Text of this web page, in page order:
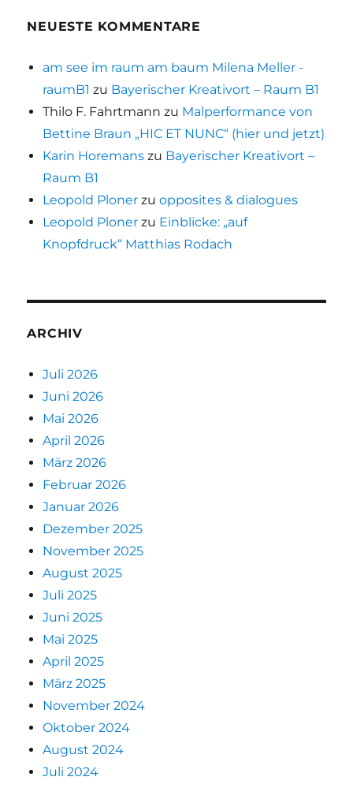
NEUESTE KOMMENTARE
am see im raum am baum Milena Meller -
raumB1 zu Bayerischer Kreativort – Raum B1
Thilo F. Fahrtmann zu Malperformance von
Bettine Braun „HIC ET NUNC“ (hier und jetzt)
Karin Horemans zu Bayerischer Kreativort –
Raum B1
Leopold Ploner zuopposites & dialogues
Leopold Ploner zu Einblicke: „auf
Knopfdruck“ Matthias Rodach
ARCHIV
Juli 2026
Juni 2026
Mai 2026
April 2026
März 2026
Februar 2026
Januar 2026
Dezember 2025
November 2025
August 2025
Juli 2025
Juni 2025
Mai 2025
April 2025
März 2025
November 2024
Oktober 2024
August 2024
Juli 2024